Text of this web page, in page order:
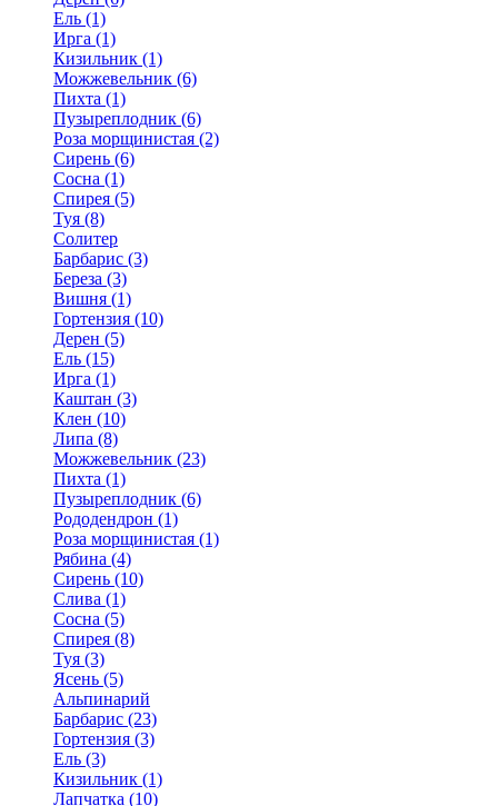
Ель (1)
Ирга (1)
Кизильник (1)
Можжевельник (6)
Пихта (1)
Пузыреплодник (6)
Роза морщинистая (2)
Сирень (6)
Сосна (1)
Спирея (5)
Туя (8)
Солитер
Барбарис (3)
Береза (3)
Вишня (1)
Гортензия (10)
Дерен (5)
Ель (15)
Ирга (1)
Каштан (3)
Клен (10)
Липа (8)
Можжевельник (23)
Пихта (1)
Пузыреплодник (6)
Рододендрон (1)
Роза морщинистая (1)
Рябина (4)
Сирень (10)
Слива (1)
Сосна (5)
Спирея (8)
Туя (3)
Ясень (5)
Альпинарий
Барбарис (23)
Гортензия (3)
Ель (3)
Кизильник (1)
Лапчатка (10)